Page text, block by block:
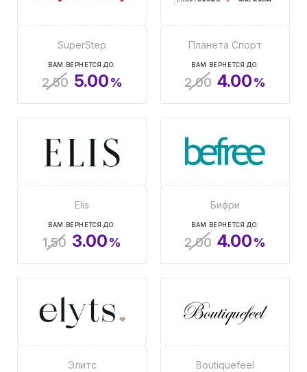
SuperStep
ВАМ ВЕРНЕТСЯ ДО:
2.50 5.00%
Планета Спорт
ВАМ ВЕРНЕТСЯ ДО:
2.00 4.00%
Elis
ВАМ ВЕРНЕТСЯ ДО:
1.50 3.00%
Бифри
ВАМ ВЕРНЕТСЯ ДО:
2.00 4.00%
Элитс Boutiquefeel